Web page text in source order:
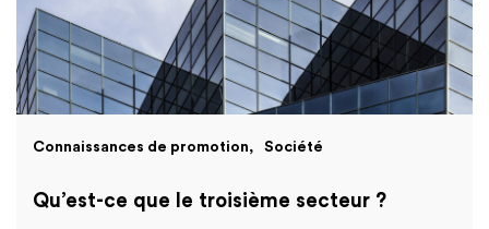
Connaissances de promotion Société
Qu’est-ce que le troisième secteur ?